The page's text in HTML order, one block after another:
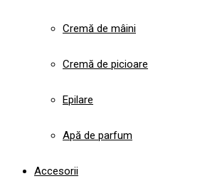
Cremă de mâini
Cremă de picioare
Epilare
Apă de parfum
Accesorii